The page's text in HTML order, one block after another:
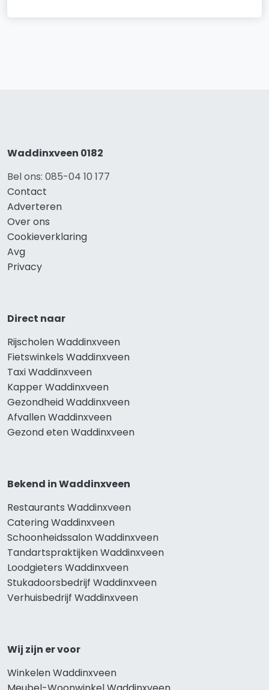
Waddinxveen 0182
Bel ons: 085-04 10 177
Contact
Adverteren
Over ons
Cookieverklaring
Avg
Privacy
Direct naar
Rijscholen Waddinxveen
Fietswinkels Waddinxveen
Taxi Waddinxveen
Kapper Waddinxveen
Gezondheid Waddinxveen
Afvallen Waddinxveen
Gezond eten Waddinxveen
Bekend in Waddinxveen
Restaurants Waddinxveen
Catering Waddinxveen
Schoonheidssalon Waddinxveen
Tandartspraktijken Waddinxveen
Loodgieters Waddinxveen
Stukadoorsbedrijf Waddinxveen
Verhuisbedrijf Waddinxveen
Wij zijn er voor
Winkelen Waddinxveen